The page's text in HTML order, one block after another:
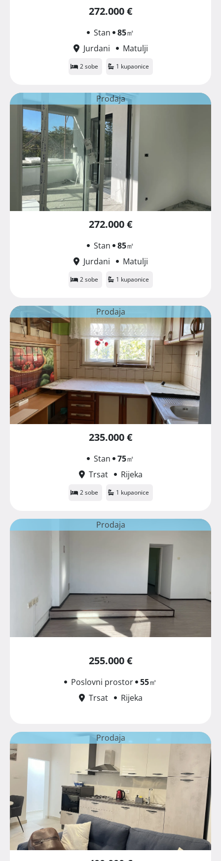
272.000 €
Stan 85㎡
Jurdani
Matulji
2 sobe 1 kupaonice
Prodaja
272.000 €
Stan 85㎡
Jurdani
Matulji
2 sobe 1 kupaonice
Prodaja
235.000 €
Stan 75㎡
Trsat
Rijeka
2 sobe 1 kupaonice
Prodaja
255.000 €
Poslovni prostor 55㎡
Trsat
Rijeka
Prodaja